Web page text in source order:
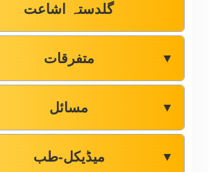
گلدستہ اشاعت
متفرقات ▼
مسائل ▼
میڈیکل-طب ▼